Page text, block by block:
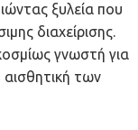
ξυλεία που
διαχείρισης.
γνωστή για
αισθητική των